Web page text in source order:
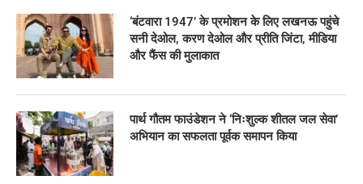
‘बंटवारा 1947’ के प्रमोशन के लिए लखनऊ पहुंचे
सनी देओल, करण देओल और प्रीति जिंटा, मीडिया
और फैंस की मुलाकात
पार्थ गौतम फाउंडेशन ने ‘निःशुल्क शीतल जल सेवा’
अभियान का सफलता पूर्वक समापन किया